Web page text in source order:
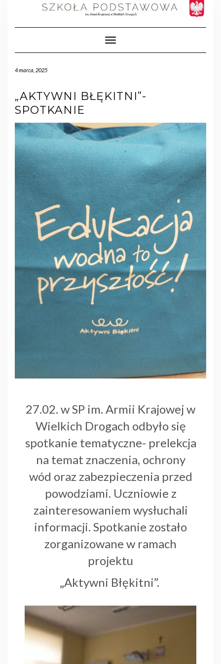
Toggle Navigation
4 marca, 2025
„AKTYWNI BŁĘKITNI”-
SPOTKANIE
27.02. w SP im. Armii Krajowej w
Wielkich Drogach odbyło się
spotkanie tematyczne- prelekcja
na temat znaczenia, ochrony
wód oraz zabezpieczenia przed
powodziami. Uczniowie z
zainteresowaniem wysłuchali
informacji. Spotkanie zostało
zorganizowane w ramach
projektu
„Aktywni Błękitni”.